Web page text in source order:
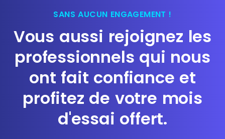
SANS AUCUN ENGAGEMENT !
Vous aussi rejoignez les
professionnels qui nous
ont fait confiance et
profitez de votre mois
d'essai offert.